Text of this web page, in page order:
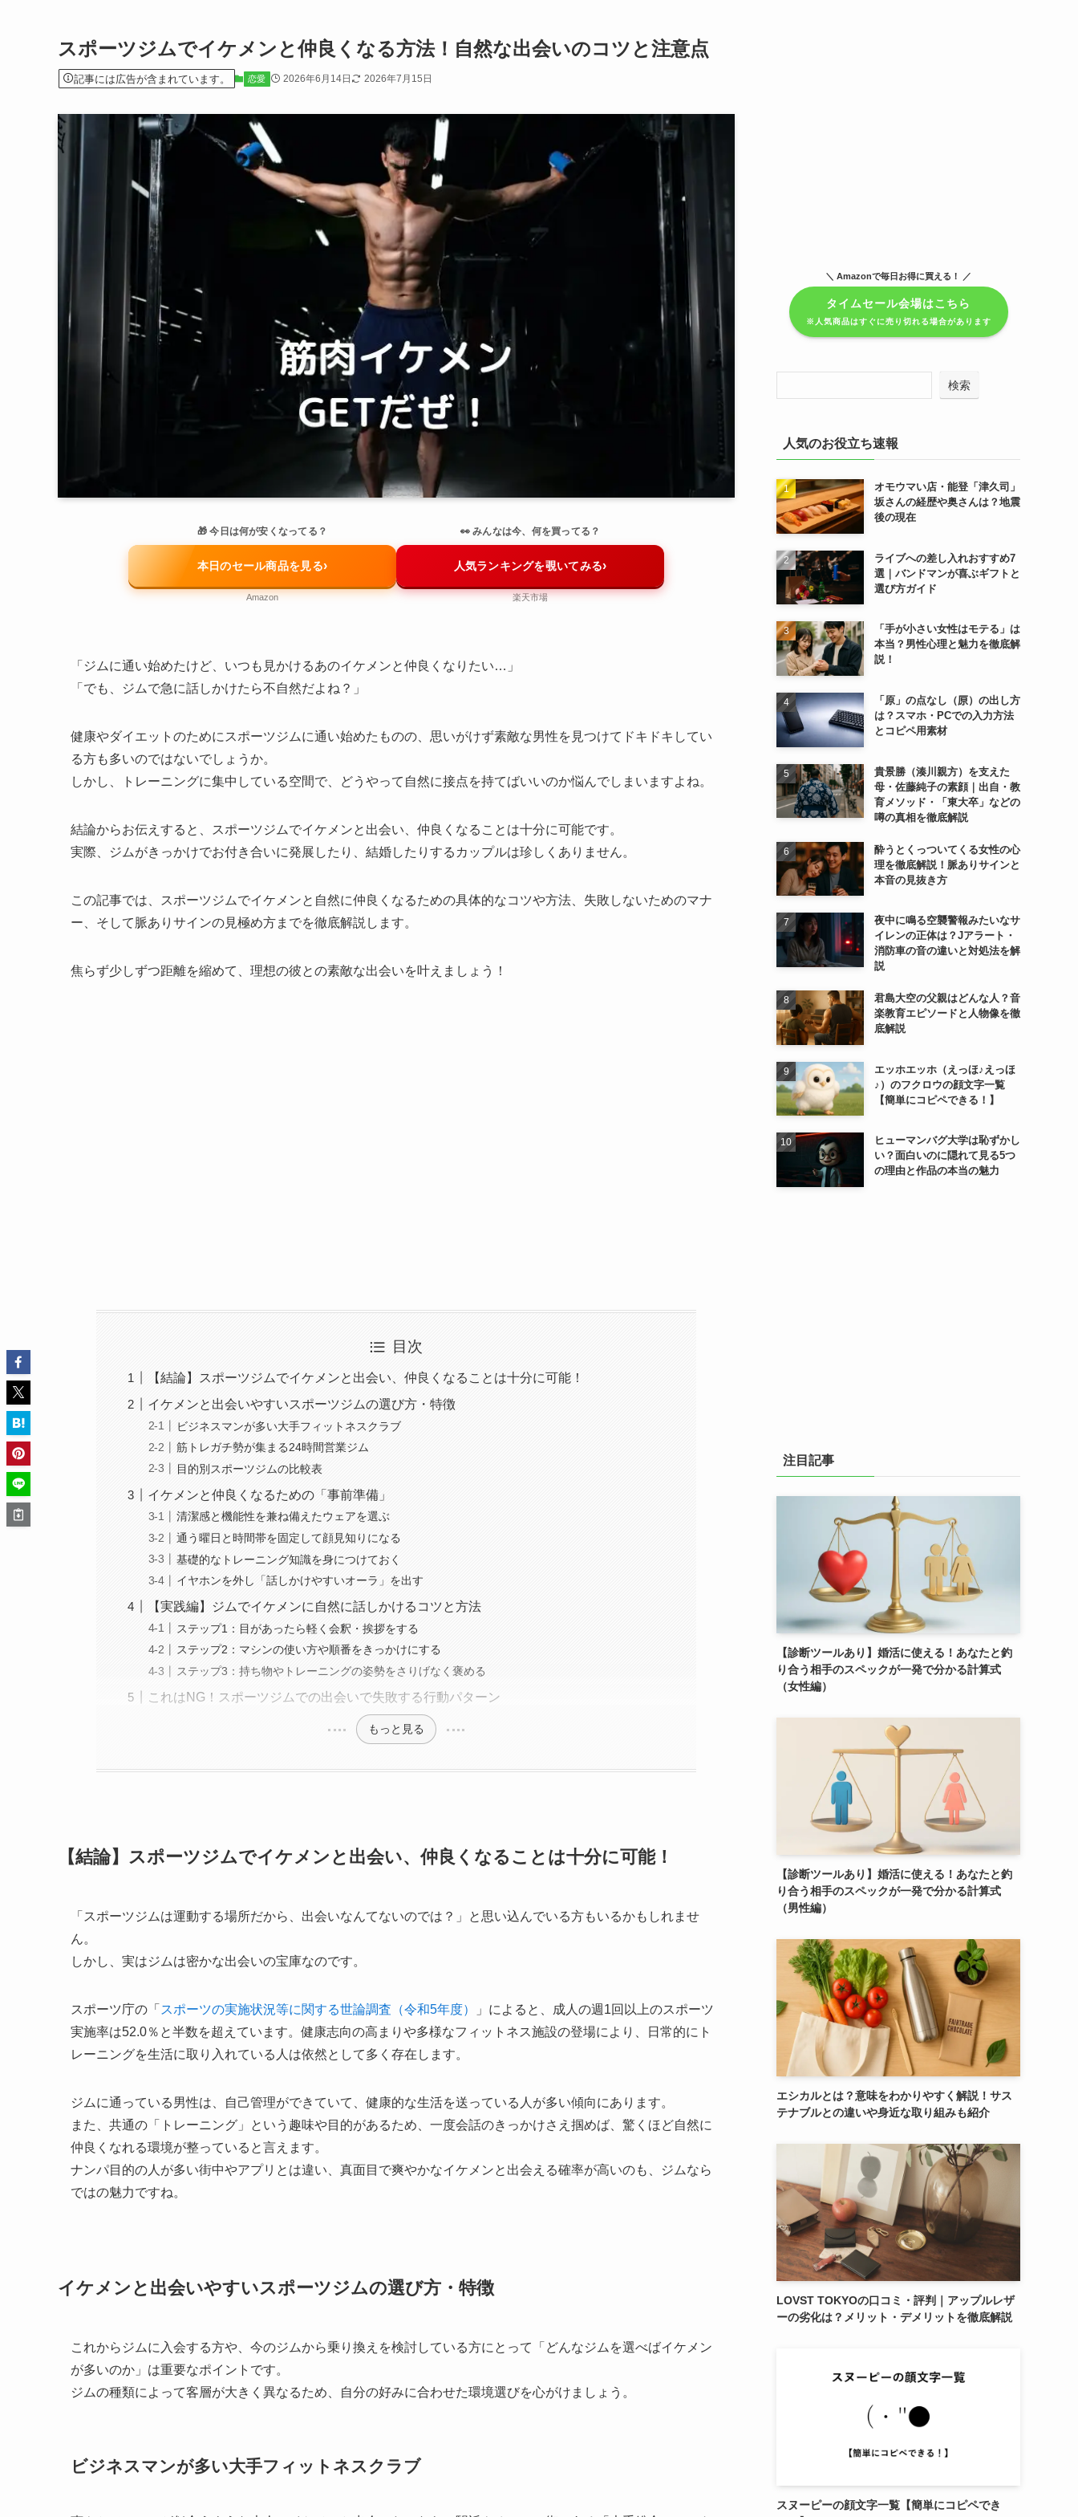
スポーツジムでイケメンと仲良くなる方法！自然な出会いのコツと注意点
記事には広告が含まれています。 恋愛 2026年6月14日 2026年7月15日
🎁 今日は何が安くなってる？
本日のセール商品を見る›
Amazon
👀 みんなは今、何を買ってる？
人気ランキングを覗いてみる›
楽天市場
「ジムに通い始めたけど、いつも見かけるあのイケメンと仲良くなりたい…」
「でも、ジムで急に話しかけたら不自然だよね？」
健康やダイエットのためにスポーツジムに通い始めたものの、思いがけず素敵な男性を見つけてドキドキしてい
る方も多いのではないでしょうか。
しかし、トレーニングに集中している空間で、どうやって自然に接点を持てばいいのか悩んでしまいますよね。
結論からお伝えすると、スポーツジムでイケメンと出会い、仲良くなることは十分に可能です。
実際、ジムがきっかけでお付き合いに発展したり、結婚したりするカップルは珍しくありません。
この記事では、スポーツジムでイケメンと自然に仲良くなるための具体的なコツや方法、失敗しないためのマナ
ー、そして脈ありサインの見極め方までを徹底解説します。
焦らず少しずつ距離を縮めて、理想の彼との素敵な出会いを叶えましょう！
目次
【結論】スポーツジムでイケメンと出会い、仲良くなることは十分に可能！
イケメンと出会いやすいスポーツジムの選び方・特徴
ビジネスマンが多い大手フィットネスクラブ
筋トレガチ勢が集まる24時間営業ジム
目的別スポーツジムの比較表
イケメンと仲良くなるための「事前準備」
清潔感と機能性を兼ね備えたウェアを選ぶ
通う曜日と時間帯を固定して顔見知りになる
基礎的なトレーニング知識を身につけておく
イヤホンを外し「話しかけやすいオーラ」を出す
【実践編】ジムでイケメンに自然に話しかけるコツと方法
ステップ1：目があったら軽く会釈・挨拶をする
ステップ2：マシンの使い方や順番をきっかけにする
ステップ3：持ち物やトレーニングの姿勢をさりげなく褒める
これはNG！スポーツジムでの出会いで失敗する行動パターン
もっと見る
【結論】スポーツジムでイケメンと出会い、仲良くなることは十分に可能！
「スポーツジムは運動する場所だから、出会いなんてないのでは？」と思い込んでいる方もいるかもしれませ
ん。
しかし、実はジムは密かな出会いの宝庫なのです。
スポーツ庁の「 スポーツの実施状況等に関する世論調査（令和5年度）
」によると、成人の週1回以上のスポーツ
実施率は52.0％と半数を超えています。健康志向の高まりや多様なフィットネス施設の登場により、日常的にト
レーニングを生活に取り入れている人は依然として多く存在します。
ジムに通っている男性は、自己管理ができていて、健康的な生活を送っている人が多い傾向にあります。
また、共通の「トレーニング」という趣味や目的があるため、一度会話のきっかけさえ掴めば、驚くほど自然に
仲良くなれる環境が整っていると言えます。
ナンパ目的の人が多い街中やアプリとは違い、真面目で爽やかなイケメンと出会える確率が高いのも、ジムなら
ではの魅力ですね。
イケメンと出会いやすいスポーツジムの選び方・特徴
これからジムに入会する方や、今のジムから乗り換えを検討している方にとって「どんなジムを選べばイケメン
が多いのか」は重要なポイントです。
ジムの種類によって客層が大きく異なるため、自分の好みに合わせた環境選びを心がけましょう。
ビジネスマンが多い大手フィットネスクラブ
＼ Amazonで毎日お得に買える！ ／
タイムセール会場はこちら
※人気商品はすぐに売り切れる場合があります
検索
人気のお役立ち速報
オモウマい店・能登「津久司」
坂さんの経歴や奥さんは？地震
後の現在
ライブへの差し入れおすすめ7
選｜バンドマンが喜ぶギフトと
選び方ガイド
「手が小さい女性はモテる」は
本当？男性心理と魅力を徹底解
説！
「原」の点なし（𠩤）の出し方
は？スマホ・PCでの入力方法
とコピペ用素材
貴景勝（湊川親方）を支えた
母・佐藤純子の素顔｜出自・教
育メソッド・「東大卒」などの
噂の真相を徹底解説
酔うとくっついてくる女性の心
理を徹底解説！脈ありサインと
本音の見抜き方
夜中に鳴る空襲警報みたいなサ
イレンの正体は？Jアラート・
消防車の音の違いと対処法を解
説
君島大空の父親はどんな人？音
楽教育エピソードと人物像を徹
底解説
エッホエッホ（えっほ♪えっほ
♪）のフクロウの顔文字一覧
【簡単にコピペできる！】
ヒューマンバグ大学は恥ずかし
い？面白いのに隠れて見る5つ
の理由と作品の本当の魅力
注目記事
【診断ツールあり】婚活に使える！あなたと釣
り合う相手のスペックが一発で分かる計算式
（女性編）
【診断ツールあり】婚活に使える！あなたと釣
り合う相手のスペックが一発で分かる計算式
（男性編）
エシカルとは？意味をわかりやすく解説！サス
テナブルとの違いや身近な取り組みも紹介
LOVST TOKYOの口コミ・評判｜アップルレザ
ーの劣化は？メリット・デメリットを徹底解説
スヌーピーの顔文字一覧【簡単にコピペでき